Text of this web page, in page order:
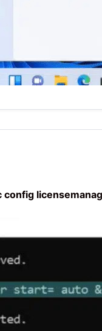
config